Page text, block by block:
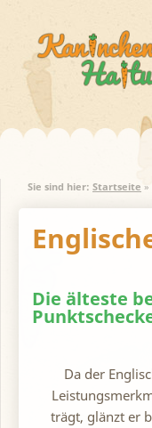
Sie sind hier: Startseite »
Die älteste
Da der
trägt, glänzt er